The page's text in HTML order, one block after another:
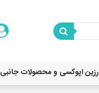
رزین اپوکسی و محصولات جانبی